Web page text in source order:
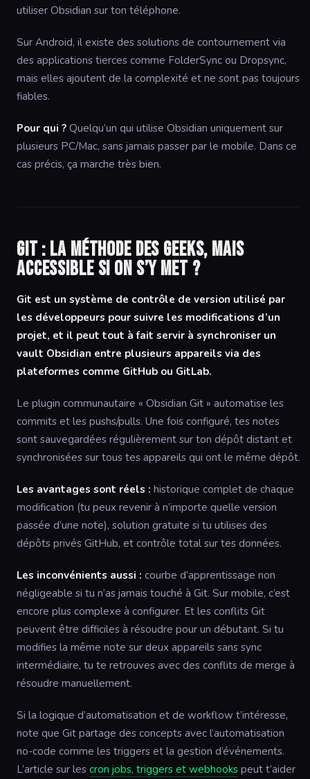
utiliser Obsidian sur ton téléphone.
Sur Android, il existe des solutions de contournement via
des applications tierces comme FolderSync ou Dropsync,
mais elles ajoutent de la complexité et ne sont pas toujours
fiables.
Pour qui ? Quelqu’un qui utilise Obsidian uniquement sur
plusieurs PC/Mac, sans jamais passer par le mobile. Dans ce
cas précis, ça marche très bien.
Git : la méthode des geeks, mais
accessible si on s’y met ?
Git est un système de contrôle de version utilisé par
les développeurs pour suivre les modifications d’un
projet, et il peut tout à fait servir à synchroniser un
vault Obsidian entre plusieurs appareils via des
plateformes comme GitHub ou GitLab.
Le plugin communautaire « Obsidian Git » automatise les
commits et les pushs/pulls. Une fois configuré, tes notes
sont sauvegardées régulièrement sur ton dépôt distant et
synchronisées sur tous tes appareils qui ont le même dépôt.
Les avantages sont réels : historique complet de chaque
modification (tu peux revenir à n’importe quelle version
passée d’une note), solution gratuite si tu utilises des
dépôts privés GitHub, et contrôle total sur tes données.
Les inconvénients aussi : courbe d’apprentissage non
négligeable si tu n’as jamais touché à Git. Sur mobile, c’est
encore plus complexe à configurer. Et les conflits Git
peuvent être difficiles à résoudre pour un débutant. Si tu
modifies la même note sur deux appareils sans sync
intermédiaire, tu te retrouves avec des conflits de merge à
résoudre manuellement.
Si la logique d’automatisation et de workflow t’intéresse,
note que Git partage des concepts avec l’automatisation
no-code comme les triggers et la gestion d’événements.
L’article sur les cron jobs, triggers et webhooks peut t’aider